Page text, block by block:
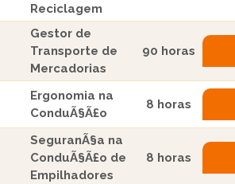
Reciclagem
Gestor de
Transporte de
Mercadorias
90 horas
Ergonomia na
ConduÃ§Ã£o
8 horas
SeguranÃ§a na
ConduÃ§Ã£o de
Empilhadores
8 horas